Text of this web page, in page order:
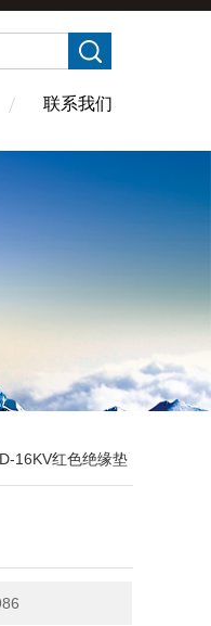
联系我们
16KV红色绝缘垫